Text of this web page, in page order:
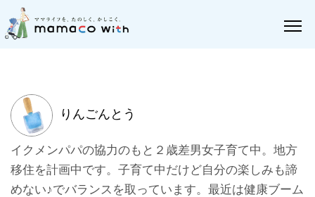
りんごんとう
イクメンパパの協力のもと２歳差男女子育て中。地方
移住を計画中です。子育て中だけど自分の楽しみも諦
めない♪でバランスを取っています。最近は健康ブーム